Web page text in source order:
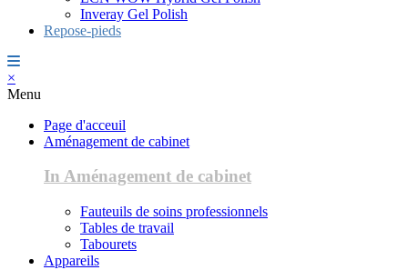
Inveray Gel Polish
Repose-pieds
×
Menu
Page d'acceuil
Aménagement de cabinet
In Aménagement de cabinet
Fauteuils de soins professionnels
Tables de travail
Tabourets
Appareils